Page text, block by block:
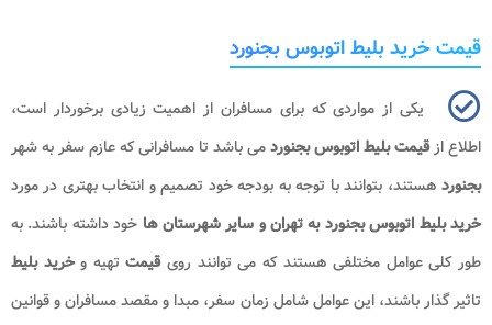
قیمت خرید بلیط اتوبوس بجنورد
یکی از مواردی که برای مسافران از اهمیت زیادی برخوردار است،
اطلاع ازقیمت بلیط اتوبوس بجنوردمی باشد تا مسافرانی که عازم سفر به شهر
بجنورد هستند، بتوانند با توجه به بودجه خود تصمیم و انتخاب بهتری در مورد
خرید بلیط اتوبوس بجنورد به تهران و سایر شهرستان ها خود داشته باشند. به
طور کلی عوامل مختلفی هستند که می توانند رویقیمت تهیه وخرید بلیط
تاثیر گذار باشند، این عوامل شامل زمان سفر، مبدا و مقصد مسافران و قوانین